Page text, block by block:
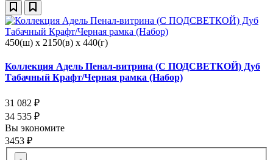
450(ш) x 2150(в) x 440(г)
Коллекция Адель Пенал-витрина (С ПОДСВЕТКОЙ) Дуб
Табачный Крафт/Черная рамка (Набор)
31 082 ₽
34 535 ₽
Вы экономите
3453 ₽